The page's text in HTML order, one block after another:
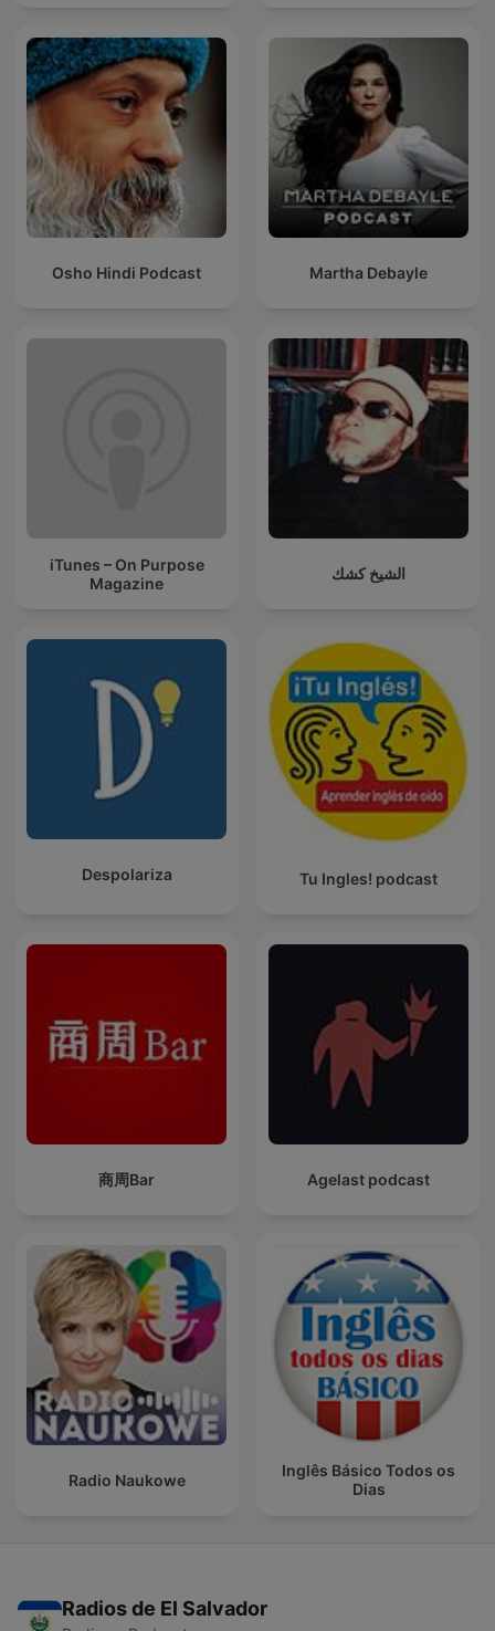
Osho Hindi Podcast Martha Debayle
iTunes – On Purpose
Magazine
الشيخ كشك
Despolariza Tu Ingles! podcast
商周Bar Agelast podcast
Radio Naukowe
Inglês Básico Todos os
Dias
Radios de El Salvador